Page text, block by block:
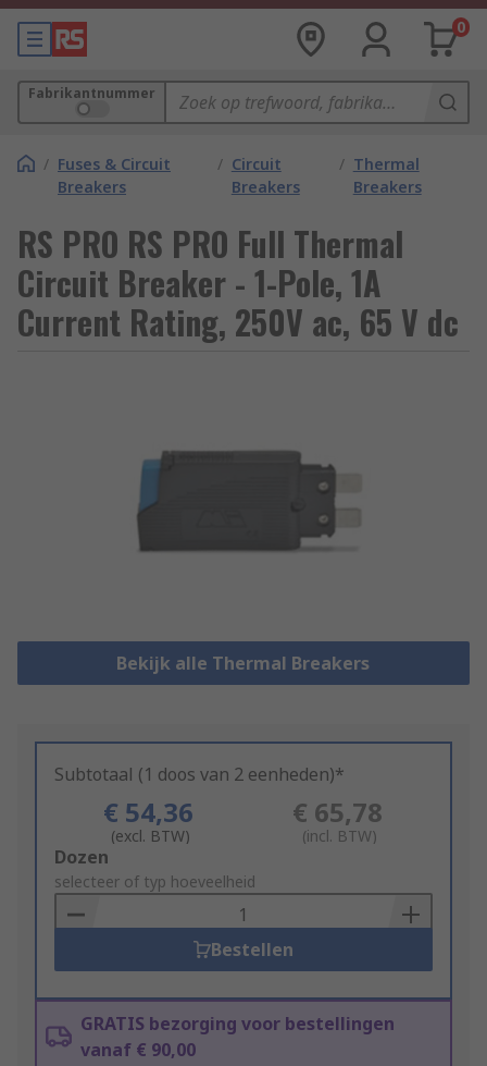
0
Fabrikantnummer
/ Fuses & Circuit
Breakers
/ Circuit
Breakers
/ Thermal
Breakers
RS PRO RS PRO Full Thermal
Circuit Breaker - 1-Pole, 1A
Current Rating, 250V ac, 65 V dc
Bekijk alle Thermal Breakers
Subtotaal (1 doos van 2 eenheden)*
€ 54,36
(excl. BTW)
€ 65,78
(incl. BTW)
Add
to
Basket
Dozen
selecteer of typ hoeveelheid
Bestellen
GRATIS bezorging voor bestellingen
vanaf € 90,00